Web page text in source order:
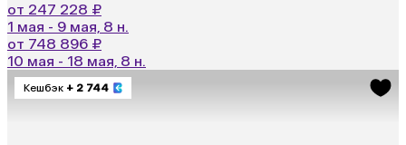
от 247 228 ₽
1 мая - 9 мая, 8 н.
от 748 896 ₽
10 мая - 18 мая, 8 н.
Кешбэк + 2 744